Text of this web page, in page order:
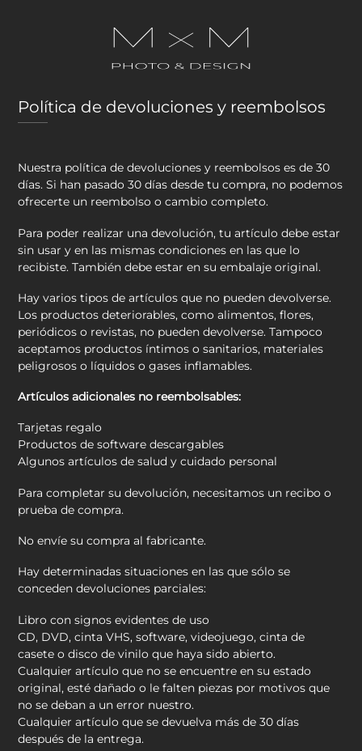
Política de devoluciones y reembolsos
Nuestra política de devoluciones y reembolsos es de 30
días. Si han pasado 30 días desde tu compra, no podemos
ofrecerte un reembolso o cambio completo.
Para poder realizar una devolución, tu artículo debe estar
sin usar y en las mismas condiciones en las que lo
recibiste. También debe estar en su embalaje original.
Hay varios tipos de artículos que no pueden devolverse.
Los productos deteriorables, como alimentos, flores,
periódicos o revistas, no pueden devolverse. Tampoco
aceptamos productos íntimos o sanitarios, materiales
peligrosos o líquidos o gases inflamables.
Artículos adicionales no reembolsables:
Tarjetas regalo
Productos de software descargables
Algunos artículos de salud y cuidado personal
Para completar su devolución, necesitamos un recibo o
prueba de compra.
No envíe su compra al fabricante.
Hay determinadas situaciones en las que sólo se
conceden devoluciones parciales:
Libro con signos evidentes de uso
CD, DVD, cinta VHS, software, videojuego, cinta de
casete o disco de vinilo que haya sido abierto.
Cualquier artículo que no se encuentre en su estado
original, esté dañado o le falten piezas por motivos que
no se deban a un error nuestro.
Cualquier artículo que se devuelva más de 30 días
después de la entrega.